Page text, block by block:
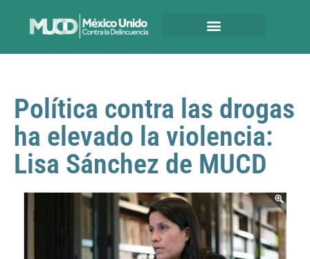
Política contra las drogas
ha elevado la violencia:
Lisa Sánchez de MUCD